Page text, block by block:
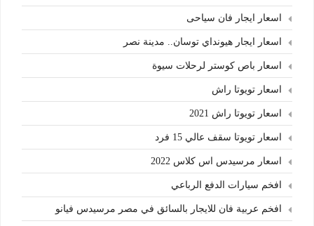
اسعار ايجار فان سياحى
اسعار ايجار هيونداي توسان.. مدينة نصر
اسعار باص كوستر لرحلات سيوة
اسعار تويوتا راش
اسعار تويوتا راش 2021
اسعار تويوتا سقف عالي 15 فرد
اسعار مرسيدس اس كلاس 2022
افخم سيارات الدفع الرباعي
افخم عربية فان للايجار بالسائق في مصر مرسيدس فيانو